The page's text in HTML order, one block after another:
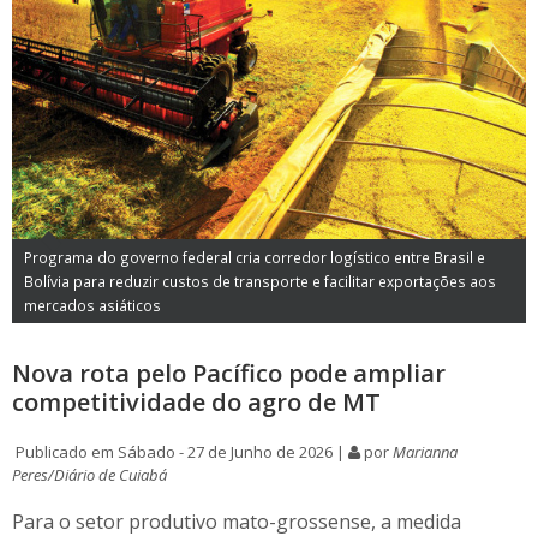
Programa do governo federal cria corredor logístico entre Brasil e
Bolívia para reduzir custos de transporte e facilitar exportações aos
mercados asiáticos
Nova rota pelo Pacífico pode ampliar
competitividade do agro de MT
Publicado em Sábado - 27 de Junho de 2026 | porMarianna
Peres/Diário de Cuiabá
Para o setor produtivo mato-grossense, a medida